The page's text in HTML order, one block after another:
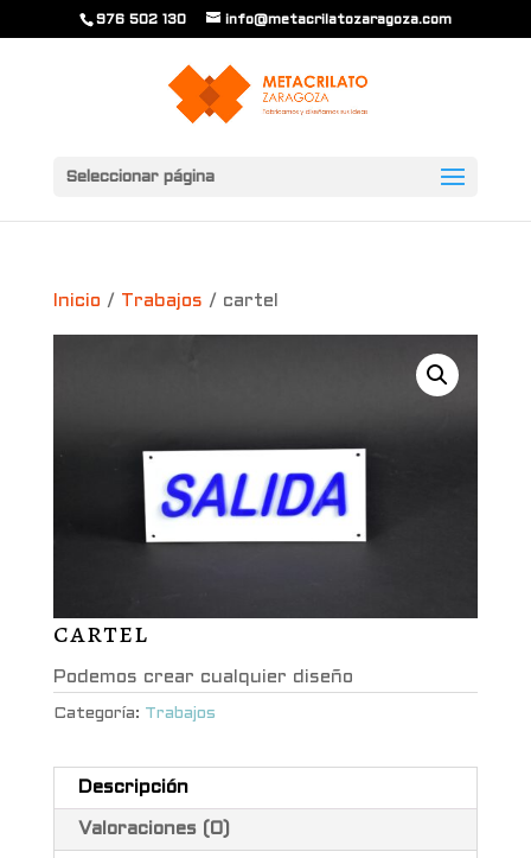
976 502 130 info@metacrilatozaragoza.com
Seleccionar página
Inicio / Trabajos / cartel
cartel
Podemos crear cualquier diseño
Categoría: Trabajos
Descripción
Valoraciones (0)